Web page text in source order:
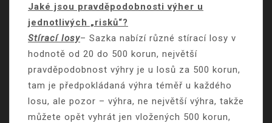
Jaké jsou pravděpodobnosti výher u
jednotlivých „risků“?
Stírací losy– Sazka nabízí různé stírací losy v
hodnotě od 20 do 500 korun, největší
pravděpodobnost výhry je u losů za 500 korun,
tam je předpokládaná výhra téměř u každého
losu, ale pozor – výhra, ne největší výhra, takže
můžete opět vyhrát jen vložených 500 korun,